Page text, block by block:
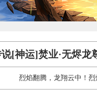
[神运]焚业·无烬龙
烈焰翻腾，龙翔云中！